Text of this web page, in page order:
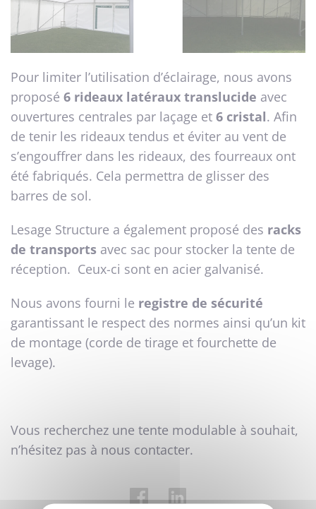
Pour limiter l’utilisation d’éclairage, nous avons
proposé 6 rideaux latéraux translucide avec
ouvertures centrales par laçage et 6 cristal. Afin
de tenir les rideaux tendus et éviter au vent de
s’engouffrer dans les rideaux, des fourreaux ont
été fabriqués. Cela permettra de glisser des
barres de sol.
Lesage Structure a également proposé des racks
de transports avec sac pour stocker la tente de
réception. Ceux-ci sont en acier galvanisé.
Nous avons fourni le registre de sécurité
garantissant le respect des normes ainsi qu’un kit
de montage (corde de tirage et fourchette de
levage).
Vous recherchez une tente modulable à souhait,
n’hésitez pas à nous contacter.